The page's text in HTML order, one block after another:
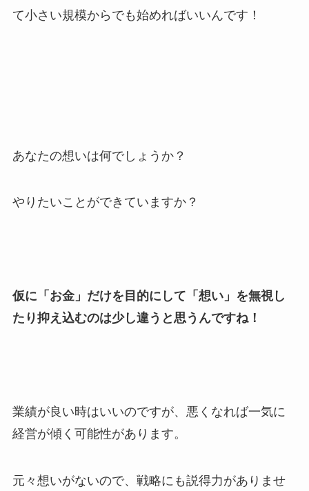
て小さい規模からでも始めればいいんです！
あなたの想いは何でしょうか？
やりたいことができていますか？
仮に「お金」だけを目的にして「想い」を無視し
たり抑え込むのは少し違うと思うんですね！
業績が良い時はいいのですが、悪くなれば一気に
経営が傾く可能性があります。
元々想いがないので、戦略にも説得力がありませ